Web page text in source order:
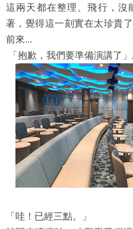
這兩天都在整理、飛行，沒
著，覺得這一刻實在太珍貴
前來...
「抱歉，我們要準備演講了」
「哇！已經三點。」